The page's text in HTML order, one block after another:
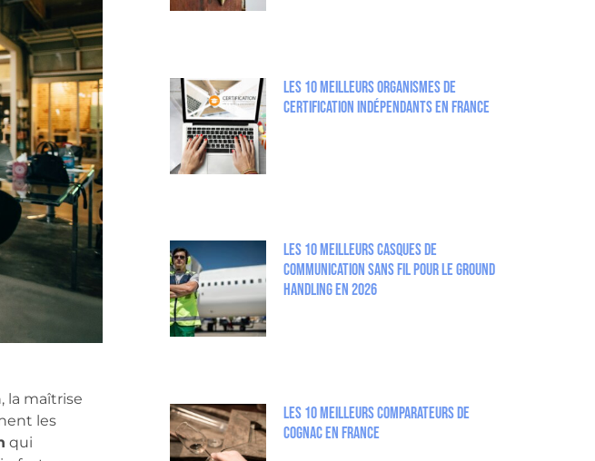
la maîtrise
les
qui
Les 10 meilleurs organismes de
certification indépendants en France
Les 10 meilleurs casques de
communication sans fil pour le Ground
Handling en 2026
Les 10 meilleurs comparateurs de
Cognac en France